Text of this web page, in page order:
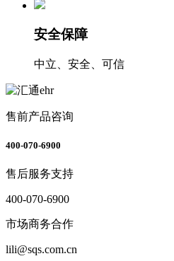
安全保障
中立、安全、可信
售前产品咨询
400-070-6900
售后服务支持
400-070-6900
市场商务合作
lili@sqs.com.cn